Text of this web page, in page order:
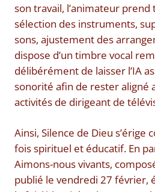
son travail, l’animateur prend
sélection des instruments,
sons, ajustement des
dispose d’un timbre vocal
délibérément de laisser l’IA
sonorité afin de rester aligné
activités de dirigeant de
Ainsi, Silence de Dieu s’érige
fois spirituel et éducatif. En
Aimons-nous vivants,
publié le vendredi 27 février,